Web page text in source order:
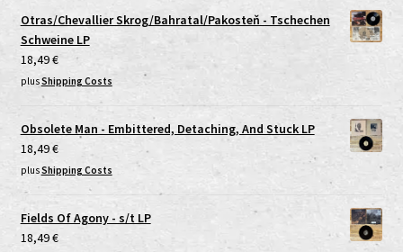
Otras/Chevallier Skrog/Bahratal/Pakosteň - Tschechen
Schweine LP
18,49€
plusShipping Costs
Obsolete Man - Embittered, Detaching, And Stuck LP
18,49€
plusShipping Costs
Fields Of Agony - s/t LP
18,49€